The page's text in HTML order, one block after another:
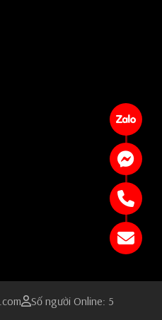
Số người Online: 5